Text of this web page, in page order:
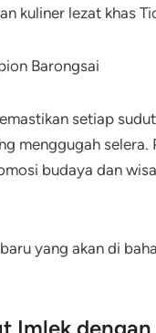
kuliner lezat khas
setiap
menggugah
budaya dan
yang akan di